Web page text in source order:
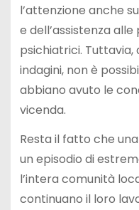
l’attenzione anche
e dell’assistenza
psichiatrici.
indagini, non è
abbiano avuto le
vicenda.
Resta il fatto che
un episodio di
l’intera comunità
continuano il loro